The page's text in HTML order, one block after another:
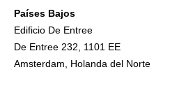
Países Bajos
Edificio De Entree
De Entree 232, 1101 EE
Amsterdam, Holanda del Norte